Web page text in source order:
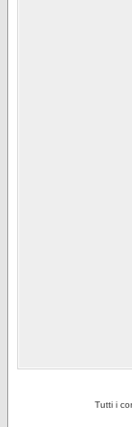
Tutti i